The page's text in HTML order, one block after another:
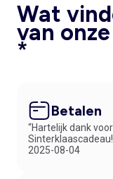
Wat
van
*
Betalen
“Hartelijk dank
2025-08-04